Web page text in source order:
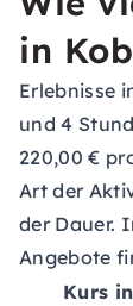
in
Erlebnisse
und 4
220,00 €
Art der
der Dauer.
Angebote
Kurs